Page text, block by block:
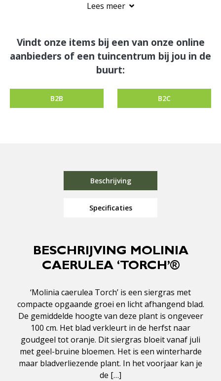
Lees meer
Vindt onze items bij een van onze online
aanbieders of een tuincentrum bij jou in de
buurt:
B2B B2C
Beschrijving
Specificaties
BESCHRIJVING MOLINIA
CAERULEA ‘TORCH’®
‘Molinia caerulea Torch’ is een siergras met
compacte opgaande groei en licht afhangend blad.
De gemiddelde hoogte van deze plant is ongeveer
100 cm. Het blad verkleurt in de herfst naar
goudgeel tot oranje. Dit siergras bloeit vanaf juli
met geel-bruine bloemen. Het is een winterharde
maar bladverliezende plant. In het voorjaar kan je
de […]